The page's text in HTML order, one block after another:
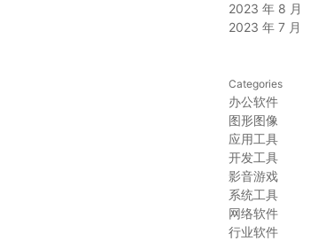
2023 年 8 月
2023 年 7 月
Categories
办公软件
图形图像
应用工具
开发工具
影音游戏
系统工具
网络软件
行业软件